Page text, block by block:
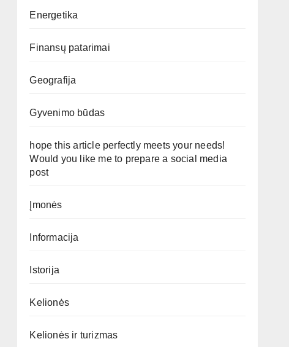
Energetika
Finansų patarimai
Geografija
Gyvenimo būdas
hope this article perfectly meets your needs!
Would you like me to prepare a social media
post
Įmonės
Informacija
Istorija
Kelionės
Kelionės ir turizmas